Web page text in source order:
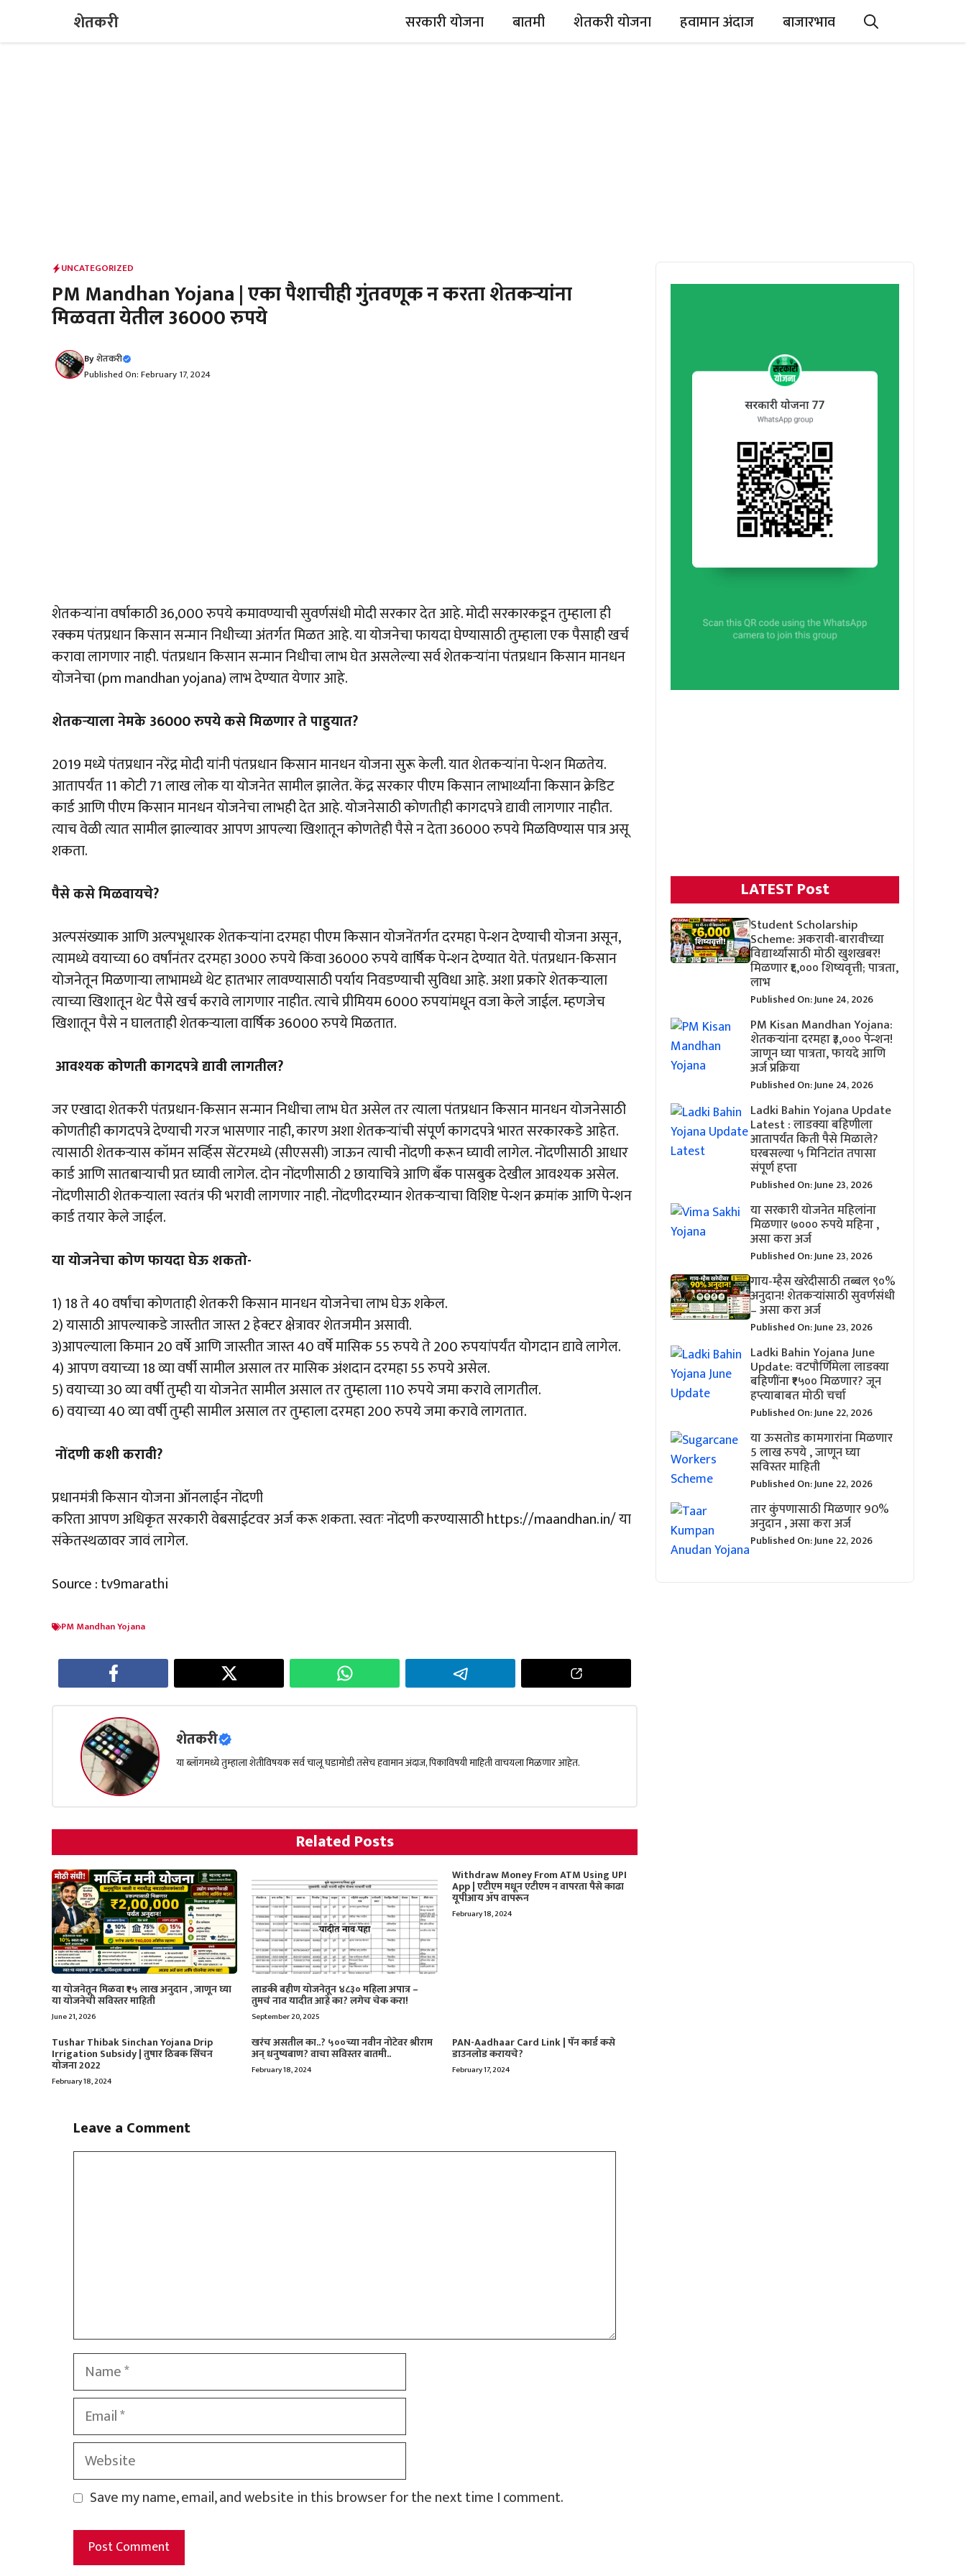
शेतकरी सरकारी योजना बातमी शेतकरी योजना हवामान अंदाज बाजारभाव
UNCATEGORIZED
PM Mandhan Yojana | एका पैशाचीही गुंतवणूक न करता शेतकऱ्यांना
मिळवता येतील 36000 रुपये
Byशेतकरी
Published On: February 17, 2024
शेतकऱ्यांना वर्षाकाठी 36,000 रुपये कमावण्याची सुवर्णसंधी मोदी सरकार देत आहे. मोदी सरकारकडून तुम्हाला ही
रक्कम पंतप्रधान किसान सन्मान निधीच्या अंतर्गत मिळत आहे. या योजनेचा फायदा घेण्यासाठी तुम्हाला एक पैसाही खर्च
करावा लागणार नाही. पंतप्रधान किसान सन्मान निधीचा लाभ घेत असलेल्या सर्व शेतकर्‍यांना पंतप्रधान किसान मानधन
योजनेचा (pm mandhan yojana) लाभ देण्यात येणार आहे.
शेतकऱ्याला नेमके 36000 रुपये कसे मिळणार ते पाहुयात?
2019 मध्ये पंतप्रधान नरेंद्र मोदी यांनी पंतप्रधान किसान मानधन योजना सुरू केली. यात शेतकऱ्यांना पेन्शन मिळतेय.
आतापर्यंत 11 कोटी 71 लाख लोक या योजनेत सामील झालेत. केंद्र सरकार पीएम किसान लाभार्थ्यांना किसान क्रेडिट
कार्ड आणि पीएम किसान मानधन योजनेचा लाभही देत ​​आहे. योजनेसाठी कोणतीही कागदपत्रे द्यावी लागणार नाहीत.
त्याच वेळी त्यात सामील झाल्यावर आपण आपल्या खिशातून कोणतेही पैसे न देता 36000 रुपये मिळविण्यास पात्र असू
शकता.
पैसे कसे मिळवायचे?
अल्पसंख्याक आणि अल्पभूधारक शेतकऱ्यांना दरमहा पीएम किसान योजनेंतर्गत दरमहा पेन्शन देण्याची योजना असून,
त्यामध्ये वयाच्या 60 वर्षांनंतर दरमहा 3000 रुपये किंवा 36000 रुपये वार्षिक पेन्शन देण्यात येते. पंतप्रधान-किसान
योजनेतून मिळणाऱ्या लाभामध्ये थेट हातभार लावण्यासाठी पर्याय निवडण्याची सुविधा आहे. अशा प्रकारे शेतकऱ्याला
त्याच्या खिशातून थेट पैसे खर्च करावे लागणार नाहीत. त्याचे प्रीमियम 6000 रुपयांमधून वजा केले जाईल. म्हणजेच
खिशातून पैसे न घालताही शेतकऱ्याला वार्षिक 36000 रुपये मिळतात.
आवश्यक कोणती कागदपत्रे द्यावी लागतील?
जर एखादा शेतकरी पंतप्रधान-किसान सन्मान निधीचा लाभ घेत असेल तर त्याला पंतप्रधान किसान मानधन योजनेसाठी
कोणतीही कागदपत्रे देण्याची गरज भासणार नाही, कारण अशा शेतकऱ्यांची संपूर्ण कागदपत्रे भारत सरकारकडे आहेत.
त्यासाठी शेतकर्‍यास कॉमन सर्व्हिस सेंटरमध्ये (सीएससी) जाऊन त्याची नोंदणी करून घ्यावी लागेल. नोंदणीसाठी आधार
कार्ड आणि सातबाऱ्याची प्रत घ्यावी लागेल. दोन नोंदणीसाठी 2 छायाचित्रे आणि बँक पासबुक देखील आवश्यक असेल.
नोंदणीसाठी शेतकऱ्याला स्वतंत्र फी भरावी लागणार नाही. नोंदणीदरम्यान शेतकऱ्याचा विशिष्ट पेन्शन क्रमांक आणि पेन्शन
कार्ड तयार केले जाईल.
या योजनेचा कोण फायदा घेऊ शकतो-
1) 18 ते 40 वर्षांचा कोणताही शेतकरी किसान मानधन योजनेचा लाभ घेऊ शकेल.
2) यासाठी आपल्याकडे जास्तीत जास्त 2 हेक्टर क्षेत्रावर शेतजमीन असावी.
3)आपल्याला किमान 20 वर्षे आणि जास्तीत जास्त 40 वर्षे मासिक 55 रुपये ते 200 रुपयांपर्यंत योगदान द्यावे लागेल.
4) आपण वयाच्या 18 व्या वर्षी सामील असाल तर मासिक अंशदान दरमहा 55 रुपये असेल.
5) वयाच्या 30 व्या वर्षी तुम्ही या योजनेत सामील असाल तर तुम्हाला 110 रुपये जमा करावे लागतील.
6) वयाच्या 40 व्या वर्षी तुम्ही सामील असाल तर तुम्हाला दरमहा 200 रुपये जमा करावे लागतात.
नोंदणी कशी करावी?
प्रधानमंत्री किसान योजना ऑनलाईन नोंदणी
करिता आपण अधिकृत सरकारी वेबसाईटवर अर्ज करू शकता. स्वतः नोंदणी करण्यासाठी https://maandhan.in/ या
संकेतस्थळावर जावं लागेल.
Source : tv9marathi
PM Mandhan Yojana
शेतकरी
या ब्लॉगमध्ये तुम्हाला शेतीविषयक सर्व चालू घडामोडी तसेच हवामान अंदाज, पिकाविषयी माहिती वाचयला मिळणार आहेत.
Related Posts
या योजनेतून मिळवा ₹१५ लाख अनुदान , जाणून घ्या
या योजनेची सविस्तर माहिती
June 21, 2026
लाडकी बहीण योजनेतून ४८३० महिला अपात्र –
तुमचं नाव यादीत आहे का? लगेच चेक करा!
September 20, 2025
Withdraw Money From ATM Using UPI
App | एटीएम मधून एटीएम न वापरता पैसे काढा
यूपीआय ॲप वापरून
February 18, 2024
Tushar Thibak Sinchan Yojana Drip
Irrigation Subsidy | तुषार ठिबक सिंचन
योजना 2022
February 18, 2024
खरंच असतील का..? ५००च्या नवीन नोटेवर श्रीराम
अन् धनुष्यबाण? वाचा सविस्तर बातमी..
February 18, 2024
PAN-Aadhaar Card Link | पॅन कार्ड कसे
डाउनलोड करायचे?
February 17, 2024
Leave a Comment
Name
Email
Website
Save my name, email, and website in this browser for the next time I comment.
LATEST Post
Student Scholarship
Scheme: अकरावी-बारावीच्या
विद्यार्थ्यांसाठी मोठी खुशखबर!
मिळणार ₹६,००० शिष्यवृत्ती; पात्रता,
लाभ
Published On: June 24, 2026
PM Kisan Mandhan Yojana:
शेतकऱ्यांना दरमहा ₹३,००० पेन्शन!
जाणून घ्या पात्रता, फायदे आणि
अर्ज प्रक्रिया
Published On: June 24, 2026
Ladki Bahin Yojana Update
Latest : लाडक्या बहिणीला
आतापर्यंत किती पैसे मिळाले?
घरबसल्या ५ मिनिटांत तपासा
संपूर्ण हप्ता
Published On: June 23, 2026
या सरकारी योजनेत महिलांना
मिळणार ७००० रुपये महिना ,
असा करा अर्ज
Published On: June 23, 2026
गाय-म्हैस खरेदीसाठी तब्बल ९०%
अनुदान! शेतकऱ्यांसाठी सुवर्णसंधी
– असा करा अर्ज
Published On: June 23, 2026
Ladki Bahin Yojana June
Update: वटपौर्णिमेला लाडक्या
बहिणींना ₹१५०० मिळणार? जून
हप्त्याबाबत मोठी चर्चा
Published On: June 22, 2026
या ऊसतोड कामगारांना मिळणार
5 लाख रुपये , जाणून घ्या
सविस्तर माहिती
Published On: June 22, 2026
तार कुंपणासाठी मिळणार 90%
अनुदान , असा करा अर्ज
Published On: June 22, 2026